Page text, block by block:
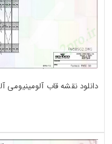
دانلود نقشه قاب آلومینیومی